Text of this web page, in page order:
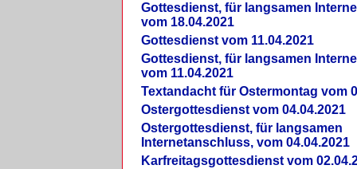
Gottesdienst, für langsamen
vom 18.04.2021
Gottesdienst vom 11.04.2021
Gottesdienst, für langsamen
vom 11.04.2021
Textandacht für Ostermontag vom
Ostergottesdienst vom 04.04.2021
Ostergottesdienst, für langsamen
Internetanschluss, vom 04.04.2021
Karfreitagsgottesdienst vom